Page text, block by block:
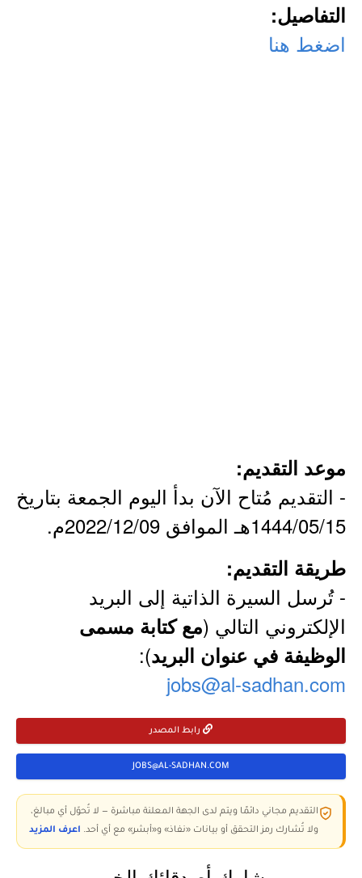
التفاصيل:
اضغط هنا
موعد التقديم:
- التقديم مُتاح الآن بدأ اليوم الجمعة بتاريخ
1444/05/15هـ الموافق 2022/12/09م.
طريقة التقديم:
- تُرسل السيرة الذاتية إلى البريد
الإلكتروني التالي (مع كتابة مسمى
الوظيفة في عنوان البريد):
jobs@al-sadhan.com
رابط المصدر
JOBS@AL-SADHAN.COM
التقديم مجاني دائمًا ويتم لدى الجهة المعلنة مباشرة — لا تُحوّل أي مبالغ،
ولا تُشارك رمز التحقق أو بيانات «نفاذ» و«أبشر» مع أي أحد. اعرف المزيد